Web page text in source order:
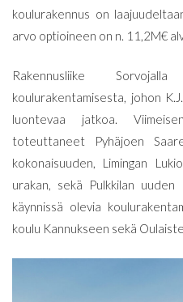
koulurakennus on
arvo optioineen on n. 11,2M€
Rakennusliike
koulurakentamisesta, johon
luontevaa jatkoa.
toteuttaneet Pyhäjoen
kokonaisuuden, Limingan
urakan, sekä Pulkkilan
käynnissä olevia
koulu Kannukseen sekä